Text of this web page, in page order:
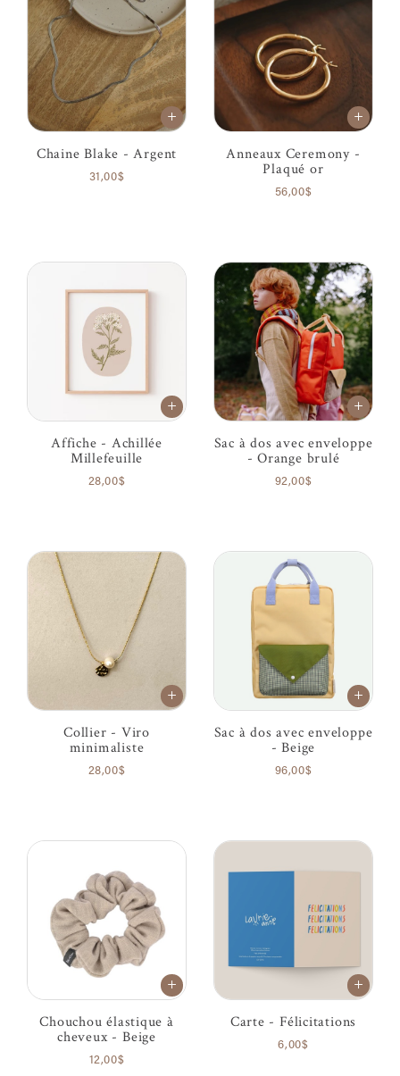
Chaine Blake - Argent
31,00$
Anneaux Ceremony -
Plaqué or
56,00$
Affiche - Achillée
Millefeuille
28,00$
Sac à dos avec enveloppe
- Orange brulé
92,00$
Collier - Viro
minimaliste
28,00$
Sac à dos avec enveloppe
- Beige
96,00$
Chouchou élastique à
cheveux - Beige
12,00$
Carte - Félicitations
6,00$